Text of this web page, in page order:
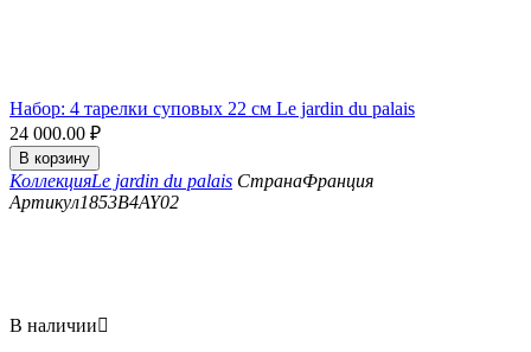
Набор: 4 тарелки суповых 22 см Le jardin du palais
24 000.00 ₽
В корзину
КоллекцияLe jardin du palais СтранаФранция
Артикул1853B4AY02
В наличии